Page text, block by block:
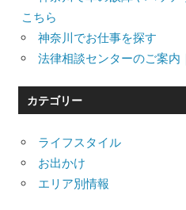
こちら
神奈川でお仕事を探す
法律相談センターのご案内
カテゴリー
ライフスタイル
お出かけ
エリア別情報